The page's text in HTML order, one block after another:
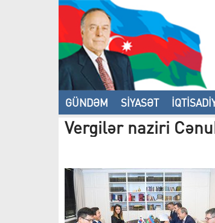
GÜNDƏM SİYASƏT
VİDEO
Vergilər naziri